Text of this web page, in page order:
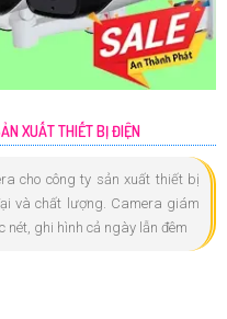
XUẤT THIẾT BỊ ĐIỆN
cho công ty sản xuất thiết bị
và chất lượng. Camera giám
ghi hình cả ngày lẫn đêm